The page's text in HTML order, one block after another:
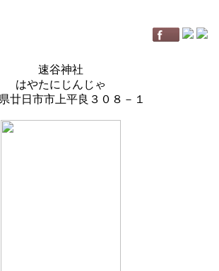
速谷神社
はやたにじんじゃ
廿日市市上平良３０８－１